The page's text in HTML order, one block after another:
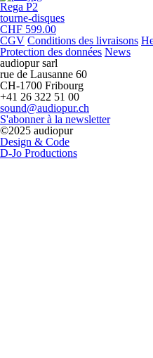
Rega P2
tourne-disques
CHF 599.00
CGV Conditions des livraisons
Protection des données News
audiopur sarl
rue de Lausanne 60
CH-1700 Fribourg
+41 26 322 51 00
sound@audiopur.ch
S'abonner à la newsletter
©2025 audiopur
Design & Code
D-Jo Productions